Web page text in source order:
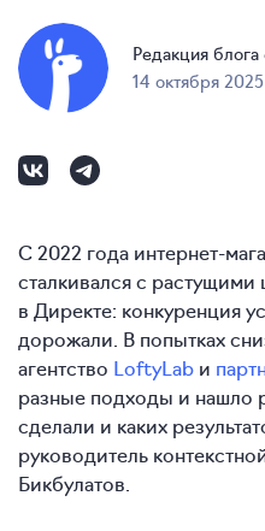
Редакция блога
14 октября 2025
С 2022 года интернет-
сталкивался с растущими
в Директе: конкуренция
дорожали. В попытках
агентство LoftyLab и
разные подходы и нашло
сделали и каких
руководитель
Бикбулатов.